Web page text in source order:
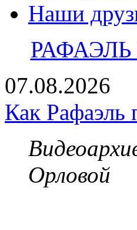
Наши
РАФАЭЛЬ
07.08.2026
Как Рафаэль
Орловой